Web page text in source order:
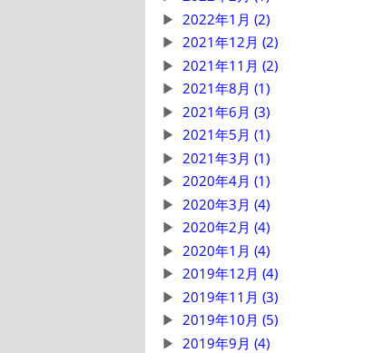
2022年1月 (2)
2021年12月 (2)
2021年11月 (2)
2021年8月 (1)
2021年6月 (3)
2021年5月 (1)
2021年3月 (1)
2020年4月 (1)
2020年3月 (4)
2020年2月 (4)
2020年1月 (4)
2019年12月 (4)
2019年11月 (3)
2019年10月 (5)
2019年9月 (4)